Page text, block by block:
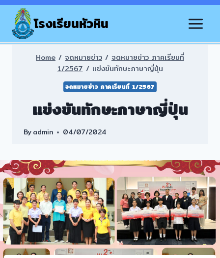
Skip
contentโรงเรียนหัวหิน
Home / จดหมายข่าว / จดหมายข่าว ภาคเรียนที่
1/2567 / แข่งขันทักษะภาษาญี่ปุ่น
จดหมายข่าว ภาคเรียนที่ 1/2567
แข่งขันทักษะภาษาญี่ปุ่น
Byadmin 04/07/2024